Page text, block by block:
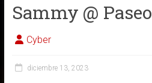
Stop
Live
&
Sammy @ Paseo
Cyber
diciembre 13, 2023